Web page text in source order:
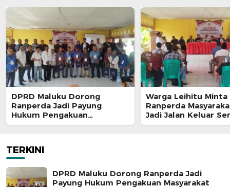
DPRD Maluku Dorong
Ranperda Jadi Payung
Hukum Pengakuan
Masyarakat Adat
Warga Leihitu Minta
Ranperda
Jadi Jalan Keluar
Enam Dusun
TERKINI
DPRD Maluku Dorong Ranperda Jadi
Payung Hukum Pengakuan Masyarakat